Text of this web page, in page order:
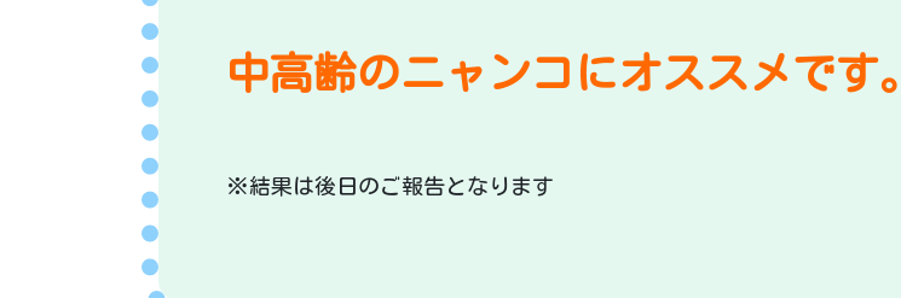
中高齢のニャンコにオススメです。
※結果は後日のご報告となります